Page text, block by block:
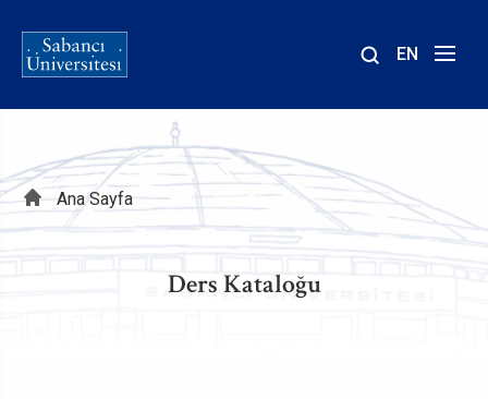
EN
Sayfa
yolu
Ana Sayfa
Ders Kataloğu